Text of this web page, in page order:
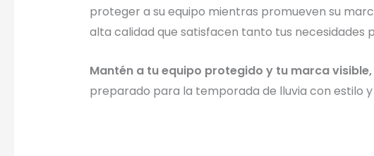
proteger a su equipo mientras promueven su
alta calidad que satisfacen tanto tus necesidades
Mantén a tu equipo protegido y tu marca
preparado para la temporada de lluvia con estilo